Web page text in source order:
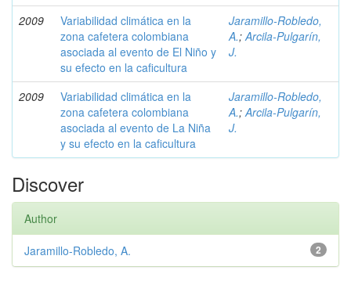
2009
Variabilidad climática en la
zona cafetera colombiana
asociada al evento de El Niño y
su efecto en la caficultura
Jaramillo-Robledo,
A.;Arcila-Pulgarín,
J.
2009
Variabilidad climática en la
zona cafetera colombiana
asociada al evento de La Niña
y su efecto en la caficultura
Jaramillo-Robledo,
A.;Arcila-Pulgarín,
J.
Discover
Author
2
Jaramillo-Robledo, A.